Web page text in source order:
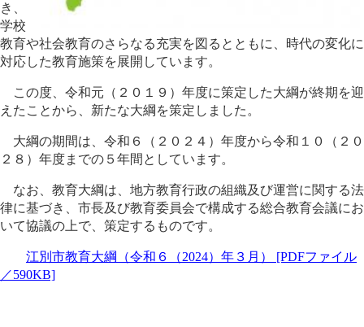
き、
学校
教育や社会教育のさらなる充実を図るとともに、時代の変化に
対応した教育施策を展開しています。
この度、令和元（２０１９）年度に策定した大綱が終期を迎
えたことから、新たな大綱を策定しました。
大綱の期間は、令和６（２０２４）年度から令和１０（２０
２８）年度までの５年間としています。
なお、教育大綱は、地方教育行政の組織及び運営に関する法
律に基づき、市長及び教育委員会で構成する総合教育会議にお
いて協議の上で、策定するものです。
江別市教育大綱（令和６（2024）年３月） [PDFファイル
／590KB]